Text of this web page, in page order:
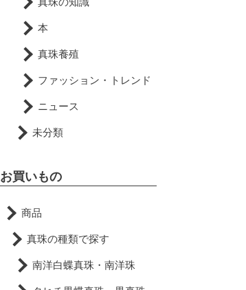
本
真珠養殖
ファッション・トレンド
ニュース
未分類
お買いもの
商品
真珠の種類で探す
南洋白蝶真珠・南洋珠